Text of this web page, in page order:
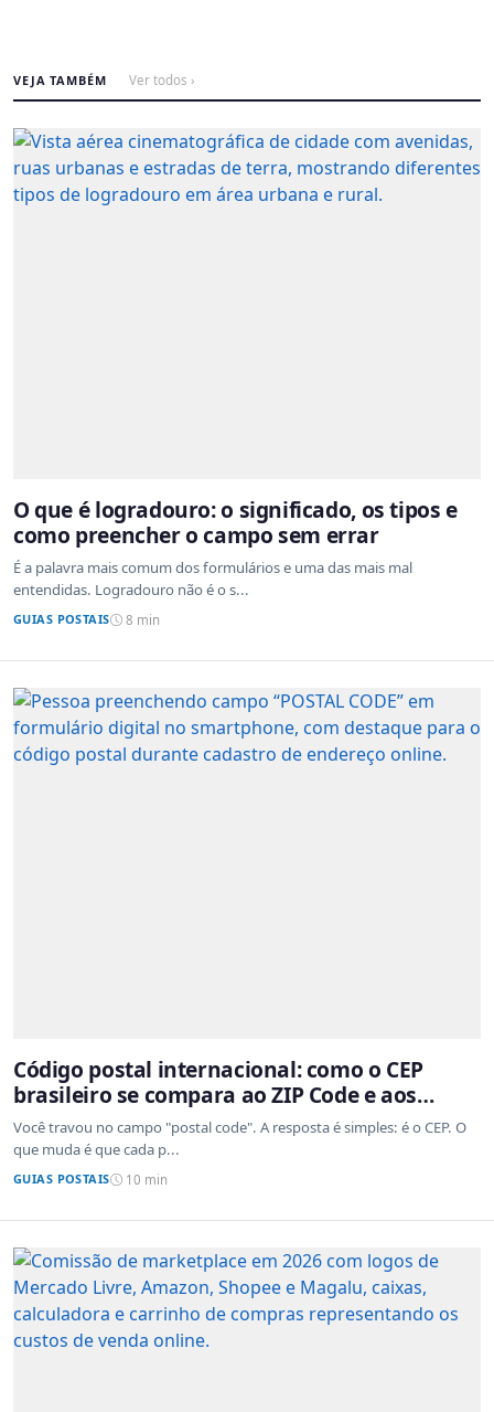
VEJA TAMBÉM Ver todos ›
O que é logradouro: o significado, os tipos e
como preencher o campo sem errar
É a palavra mais comum dos formulários e uma das mais mal
entendidas. Logradouro não é o s...
GUIAS POSTAIS 8 min
Código postal internacional: como o CEP
brasileiro se compara ao ZIP Code e aos
sistemas de outros países
Você travou no campo "postal code". A resposta é simples: é o CEP. O
que muda é que cada p...
GUIAS POSTAIS 10 min